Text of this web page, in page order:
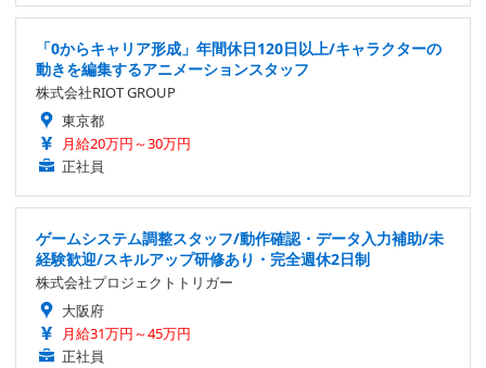
「0からキャリア形成」年間休日120日以上/キャラクターの
動きを編集するアニメーションスタッフ
株式会社RIOT GROUP
東京都
月給20万円～30万円
正社員
ゲームシステム調整スタッフ/動作確認・データ入力補助/未
経験歓迎/スキルアップ研修あり・完全週休2日制
株式会社プロジェクトトリガー
大阪府
月給31万円～45万円
正社員